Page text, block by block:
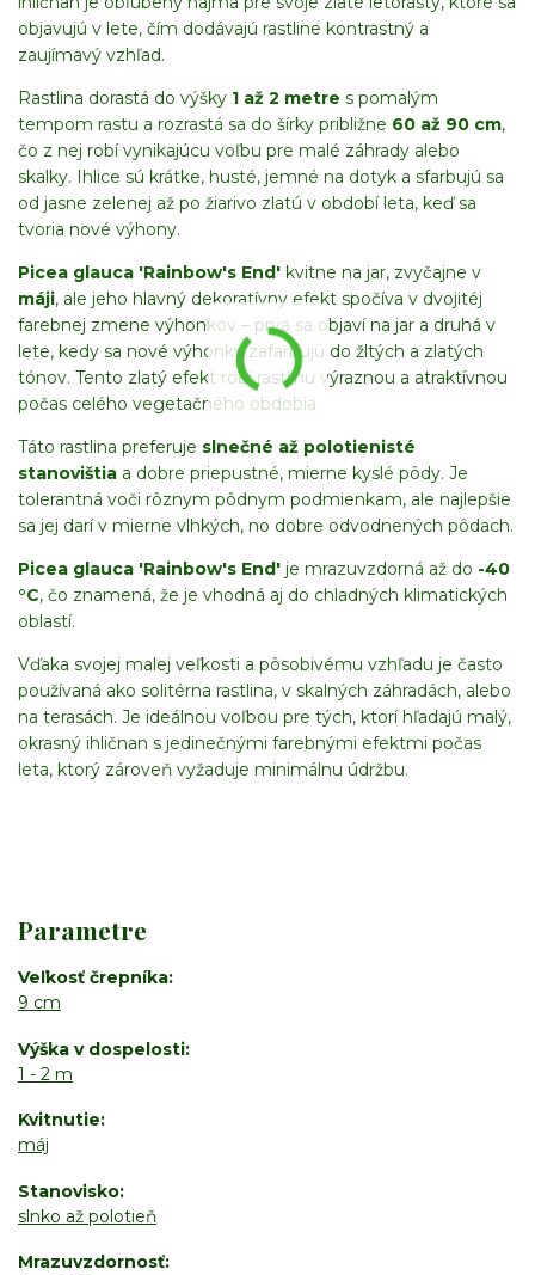
objavujú v lete, čím dodávajú rastline kontrastný a
zaujímavý vzhľad.
Rastlina dorastá do výšky 1 až 2 metre s pomalým
tempom rastu a rozrastá sa do šírky približne 60 až 90 cm,
čo z nej robí vynikajúcu voľbu pre malé záhrady alebo
skalky. Ihlice sú krátke, husté, jemné na dotyk a sfarbujú sa
od jasne zelenej až po žiarivo zlatú v období leta, keď sa
tvoria nové výhony.
Picea glauca 'Rainbow's End' kvitne na jar, zvyčajne v
máji, ale jeho hlavný dekoratívny efekt spočíva v dvojitéj
farebnej zmene výhonkov – prvá sa objaví na jar a druhá v
lete, kedy sa nové výhonky zafarbujú do žltých a zlatých
tónov. Tento zlatý efekt robí rastlinu výraznou a atraktívnou
počas celého vegetačného obdobia.
Táto rastlina preferuje slnečné až polotienisté
stanovištia a dobre priepustné, mierne kyslé pôdy. Je
tolerantná voči rôznym pôdnym podmienkam, ale najlepšie
sa jej darí v mierne vlhkých, no dobre odvodnených pôdach.
Picea glauca 'Rainbow's End' je mrazuvzdorná až do -40
°C, čo znamená, že je vhodná aj do chladných klimatických
oblastí.
Vďaka svojej malej veľkosti a pôsobivému vzhľadu je často
používaná ako solitérna rastlina, v skalných záhradách, alebo
na terasách. Je ideálnou voľbou pre tých, ktorí hľadajú malý,
okrasný ihličnan s jedinečnými farebnými efektmi počas
leta, ktorý zároveň vyžaduje minimálnu údržbu.
Parametre
Veľkosť črepníka
9 cm
Výška v dospelosti
1 - 2 m
Kvitnutie
máj
Stanovisko
slnko až polotieň
Mrazuvzdornosť